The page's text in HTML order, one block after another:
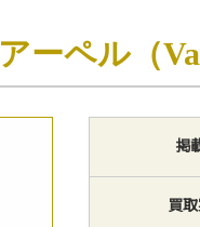
ーペル（
掲
買